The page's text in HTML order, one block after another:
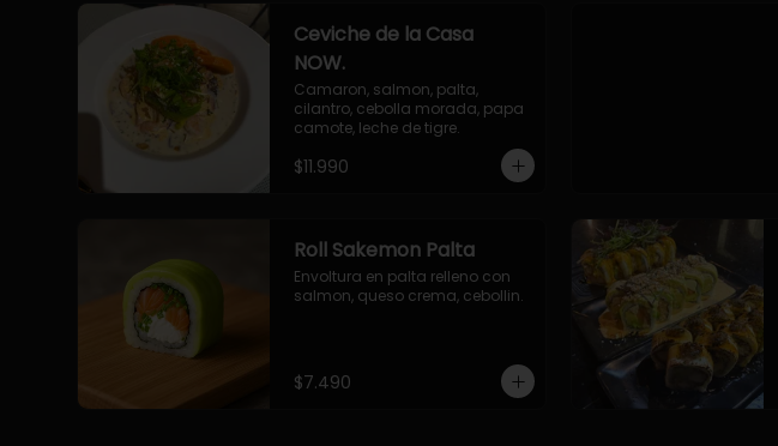
Ceviche de la Casa
NOW.
Camaron, salmon, palta,
cilantro, cebolla morada, papa
camote, leche de tigre.
$11.990
Roll Sakemon Palta
Envoltura en palta relleno con
salmon, queso crema, cebollin.
$7.490